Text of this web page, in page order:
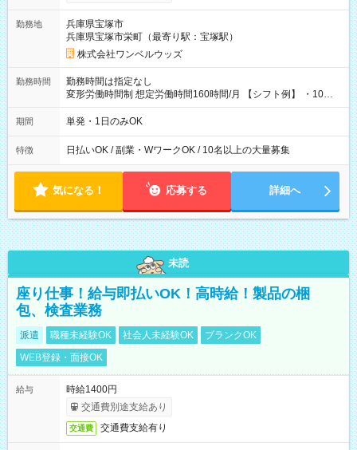
勤務地
兵庫県宝塚市
兵庫県宝塚市栄町（最寄り駅：宝塚駅）
株式会社ワンベルウッズ
勤務時間
勤務時間は指定なし
変形労働時間制 想定労働時間160時間/月 【シフト例】 ・10：
00～20：00
期間 単発・1日のみOK
特徴 日払いOK / 副業・WワークOK / 10名以上の大量募集
気になる！ 応募する 詳細へ
未読
座り仕事！給与即払いOK！高時給！製品の梱
包、検査業務
派遣 職種未経験OK 社会人未経験OK
ブランクOK
WEB登録・面接OK
給与
時給1400円
交通費別途支給あり
交通費 交通費支給有り